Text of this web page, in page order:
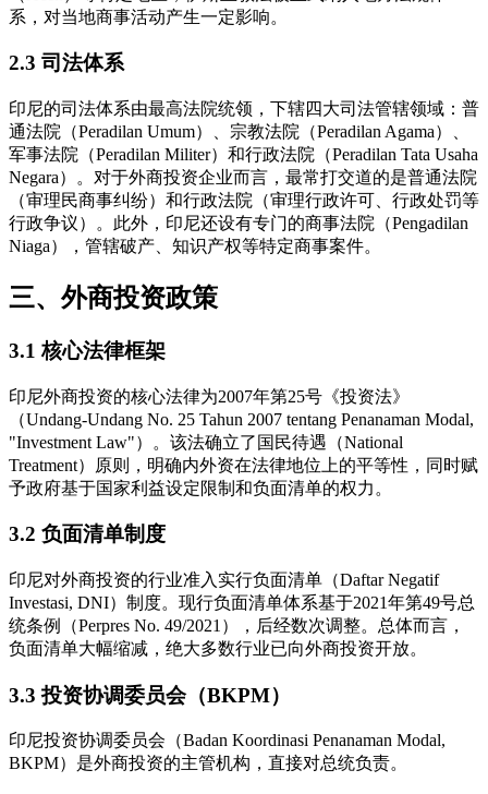
系，对当地商事活动产生一定影响。
2.3 司法体系
印尼的司法体系由最高法院统领，下辖四大司法管辖领域：普
通法院（Peradilan Umum）、宗教法院（Peradilan Agama）、
军事法院（Peradilan Militer）和行政法院（Peradilan Tata Usaha
Negara）。对于外商投资企业而言，最常打交道的是普通法院
（审理民商事纠纷）和行政法院（审理行政许可、行政处罚等
行政争议）。此外，印尼还设有专门的商事法院（Pengadilan
Niaga），管辖破产、知识产权等特定商事案件。
三、外商投资政策
3.1 核心法律框架
印尼外商投资的核心法律为2007年第25号《投资法》
（Undang-Undang No. 25 Tahun 2007 tentang Penanaman Modal,
"Investment Law"）。该法确立了国民待遇（National
Treatment）原则，明确内外资在法律地位上的平等性，同时赋
予政府基于国家利益设定限制和负面清单的权力。
3.2 负面清单制度
印尼对外商投资的行业准入实行负面清单（Daftar Negatif
Investasi, DNI）制度。现行负面清单体系基于2021年第49号总
统条例（Perpres No. 49/2021），后经数次调整。总体而言，
负面清单大幅缩减，绝大多数行业已向外商投资开放。
3.3 投资协调委员会（BKPM）
印尼投资协调委员会（Badan Koordinasi Penanaman Modal,
BKPM）是外商投资的主管机构，直接对总统负责。